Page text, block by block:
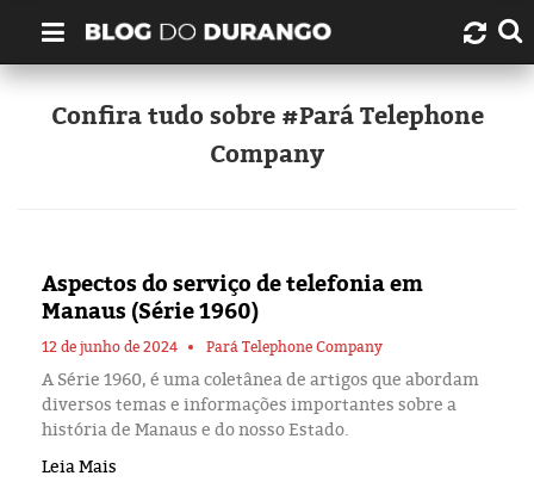
Quem é Durango Duarte?
Links úteis
Artigos
Amazonas
Manaus
Confira tudo sobre #Pará Telephone
Company
Aspectos do serviço de telefonia em
Manaus (Série 1960)
12 de junho de 2024 Pará Telephone Company
A Série 1960, é uma coletânea de artigos que abordam
diversos temas e informações importantes sobre a
história de Manaus e do nosso Estado.
Leia Mais